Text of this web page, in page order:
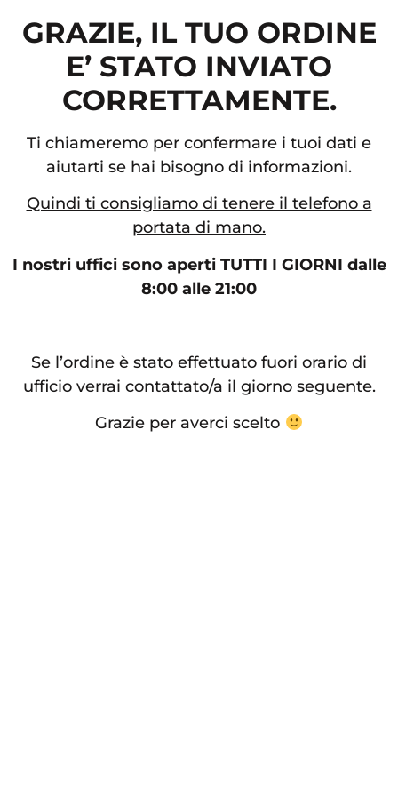
GRAZIE, IL TUO ORDINE
E’ STATO INVIATO
CORRETTAMENTE.
Ti chiameremo per confermare i tuoi dati e
aiutarti se hai bisogno di informazioni.
Quindi ti consigliamo di tenere il telefono a
portata di mano.
I nostri uffici sono aperti TUTTI I GIORNI dalle
8:00 alle 21:00
Se l’ordine è stato effettuato fuori orario di
ufficio verrai contattato/a il giorno seguente.
Grazie per averci scelto